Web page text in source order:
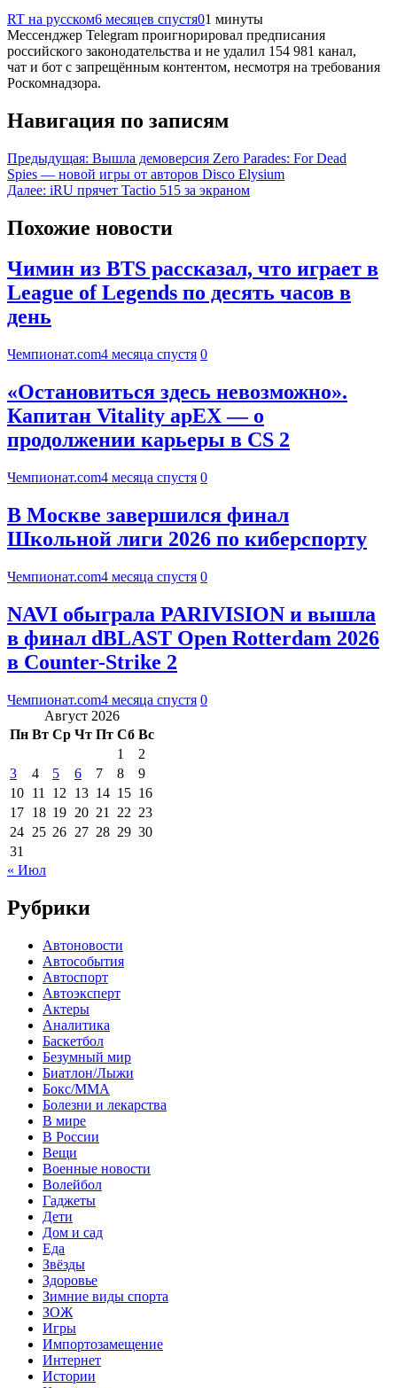
RT на русском6 месяцев спустя01 минуты
Мессенджер Telegram проигнорировал предписания
российского законодательства и не удалил 154 981 канал,
чат и бот с запрещённым контентом, несмотря на требования
Роскомнадзора.
Навигация по записям
Предыдущая: Вышла демоверсия Zero Parades: For Dead
Spies — новой игры от авторов Disco Elysium
Далее: iRU прячет Tactio 515 за экраном
Похожие новости
Чимин из BTS рассказал, что играет в
League of Legends по десять часов в
день
Чемпионат.com4 месяца спустя 0
«Остановиться здесь невозможно».
Капитан Vitality apEX — о
продолжении карьеры в CS 2
Чемпионат.com4 месяца спустя 0
В Москве завершился финал
Школьной лиги 2026 по киберспорту
Чемпионат.com4 месяца спустя 0
NAVI обыграла PARIVISION и вышла
в финал dBLAST Open Rotterdam 2026
в Counter-Strike 2
Чемпионат.com4 месяца спустя 0
Август 2026
Пн Вт Ср Чт Пт Сб Вс
1
2
3
4 5 6 7 8
9
10 11 12 13 14 15 16
17 18 19 20 21 22 23
24 25 26 27 28 29 30
31
« Июл
Рубрики
Автоновости
Автособытия
Автоспорт
Автоэксперт
Актеры
Аналитика
Баскетбол
Безумный мир
Биатлон/Лыжи
Бокс/MMA
Болезни и лекарства
В мире
В России
Вещи
Военные новости
Волейбол
Гаджеты
Дети
Дом и сад
Еда
Звёзды
Здоровье
Зимние виды спорта
ЗОЖ
Игры
Импортозамещение
Интернет
Истории